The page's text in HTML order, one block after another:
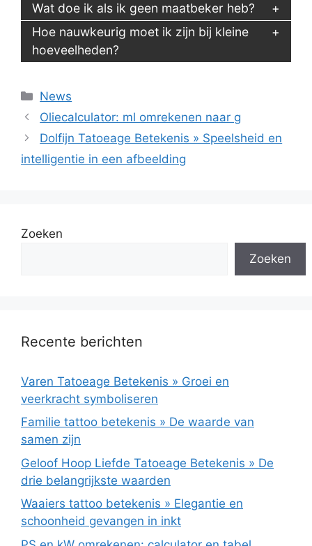
Wat doe ik als ik geen maatbeker heb?
Hoe nauwkeurig moet ik zijn bij kleine
hoeveelheden?
Categorieën
News
Oliecalculator: ml omrekenen naar g
Dolfijn Tatoeage Betekenis » Speelsheid en
intelligentie in een afbeelding
Zoeken
Zoeken
Recente berichten
Varen Tatoeage Betekenis » Groei en
veerkracht symboliseren
Familie tattoo betekenis » De waarde van
samen zijn
Geloof Hoop Liefde Tatoeage Betekenis » De
drie belangrijkste waarden
Waaiers tattoo betekenis » Elegantie en
schoonheid gevangen in inkt